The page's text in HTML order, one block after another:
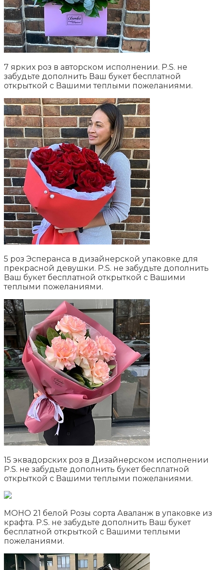
7 ярких роз в авторском исполнении. P.S. не
забудьте дополнить Ваш букет бесплатной
открыткой с Вашими теплыми пожеланиями.
5 роз Эсперанса в дизайнерской упаковке для
прекрасной девушки. P.S. не забудьте дополнить
Ваш букет бесплатной открыткой с Вашими
теплыми пожеланиями.
15 эквадорских роз в Дизайнерском исполнении
P.S. не забудьте дополнить букет бесплатной
открыткой с Вашими теплыми пожеланиями.
МОНО 21 белой Розы сорта Аваланж в упаковке из
крафта. P.S. не забудьте дополнить Ваш букет
бесплатной открыткой с Вашими теплыми
пожеланиями.